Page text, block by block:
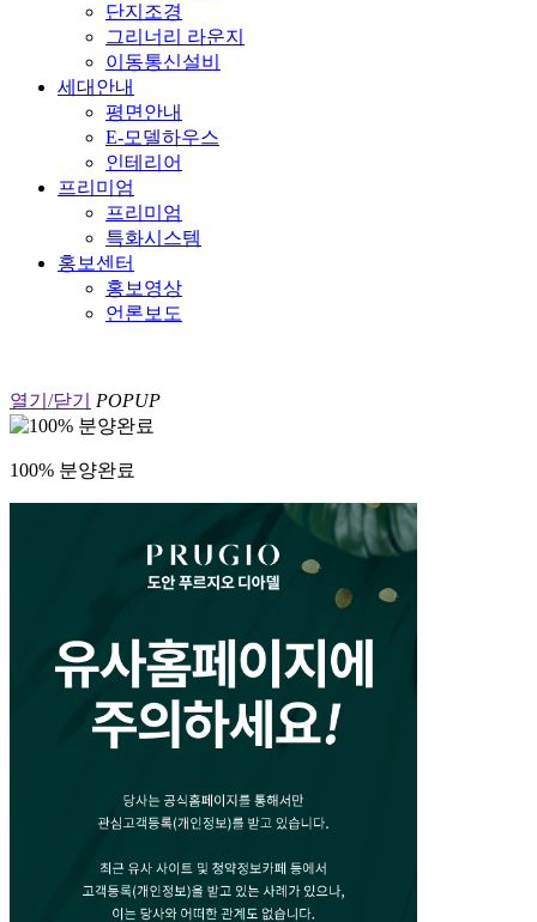
단지조경
그리너리 라운지
이동통신설비
세대안내
평면안내
E-모델하우스
인테리어
프리미엄
프리미엄
특화시스템
홍보센터
홍보영상
언론보도
열기/닫기 POPUP
100% 분양완료